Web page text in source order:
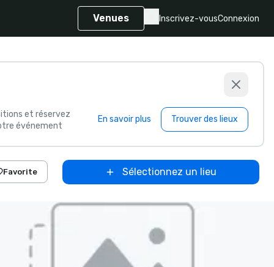
Venues Inscrivez-vousConnexion
et réservez
événement
En savoir plus Trouver des lieux
Favorite Sélectionnez un lieu